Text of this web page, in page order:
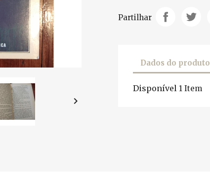

Partilhar
Dados do produto
Disponível 1 Item